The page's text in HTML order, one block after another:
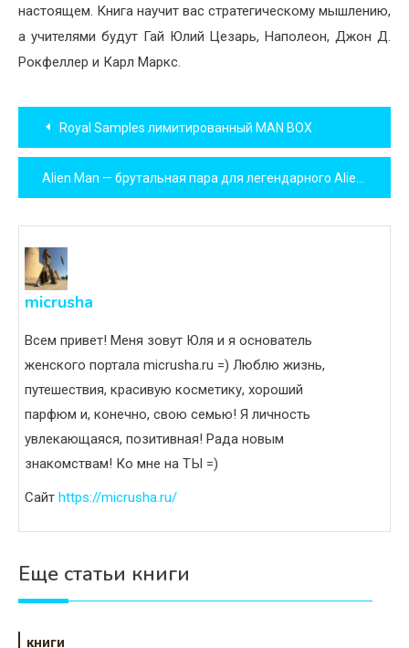
настоящем. Книга научит вас стратегическому мышлению,
а учителями будут Гай Юлий Цезарь, Наполеон, Джон Д.
Рокфеллер и Карл Маркс.
Навигация
по
записям
Royal Samples лимитированный MAN BOX
micrusha
Всем привет! Меня зовут Юля и я основатель
женского портала micrusha.ru =) Люблю жизнь,
путешествия, красивую косметику, хороший
парфюм и, конечно, свою семью! Я личность
увлекающаяся, позитивная! Рада новым
знакомствам! Ко мне на ТЫ =)
Сайт https://micrusha.ru/
Еще статьи книги
книги